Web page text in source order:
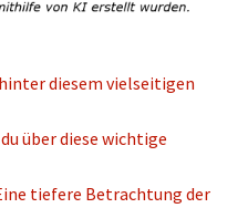
diesem vielseitigen
über diese wichtige
tiefere Betrachtung der